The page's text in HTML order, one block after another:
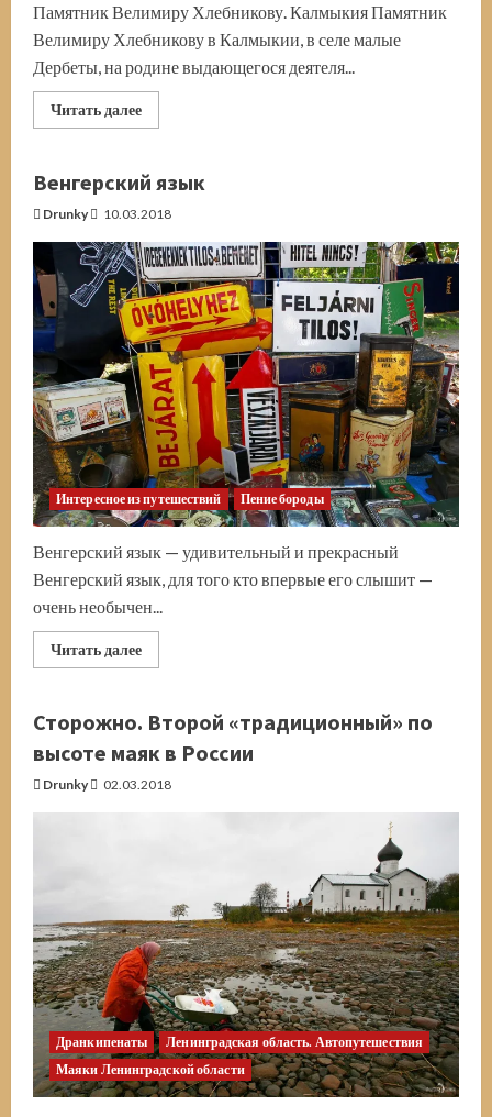
Памятник Велимиру Хлебникову. Калмыкия Памятник
Велимиру Хлебникову в Калмыкии, в селе малые
Дербеты, на родине выдающегося деятеля...
Читать далееПрочитать
больше
Велимиру
Хлебникову.
Венгерский язык
Drunky 10.03.2018
Интересное из путешествий Пение бороды
Венгерский язык — удивительный и прекрасный
Венгерский язык, для того кто впервые его слышит —
очень необычен...
Читать далееПрочитать
больше
Сторожно. Второй «традиционный» по
высоте маяк в России
Drunky 02.03.2018
Дранкипенаты
Ленинградская область. Автопутешествия
Маяки Ленинградской области